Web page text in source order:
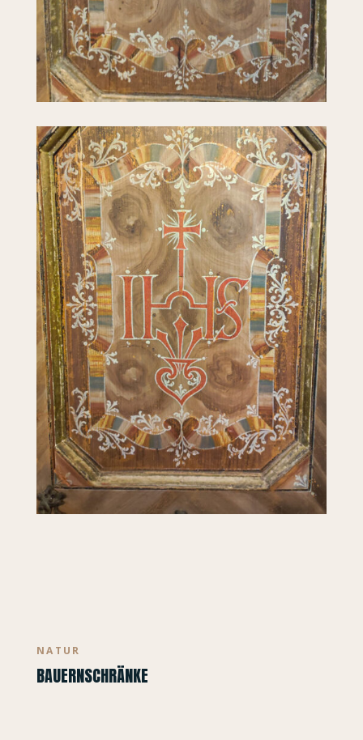
NATUR
BAUERNSCHRÄNKE